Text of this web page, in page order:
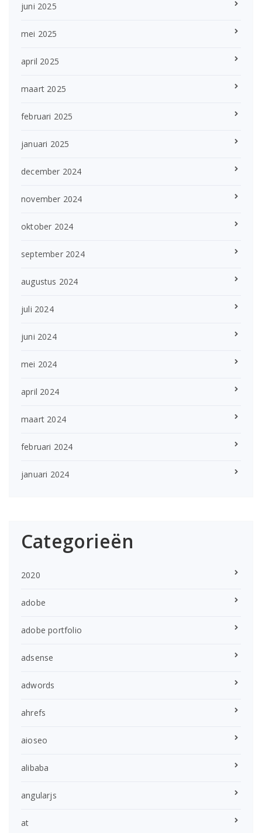
juni 2025
mei 2025
april 2025
maart 2025
februari 2025
januari 2025
december 2024
november 2024
oktober 2024
september 2024
augustus 2024
juli 2024
juni 2024
mei 2024
april 2024
maart 2024
februari 2024
januari 2024
Categorieën
2020
adobe
adobe portfolio
adsense
adwords
ahrefs
aioseo
alibaba
angularjs
at